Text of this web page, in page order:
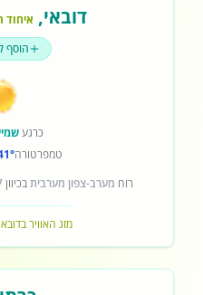
דובאי, איחוד
הוסף
כרגע
טמפרטורה
רוח מערב-צפון מערביתבכיוון
מזג האוויר בדובאי